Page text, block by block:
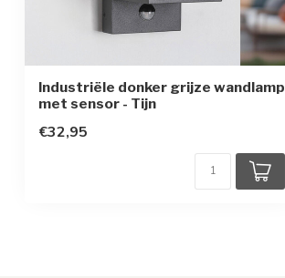
Industriële donker grijze wandlamp
met sensor - Tijn
€32,95